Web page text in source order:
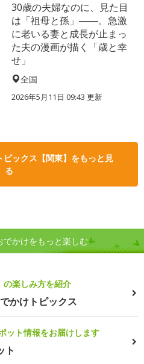
30歳の夫婦なのに、見た目
は「祖母と孫」――。急激
に老いる妻と成長が止まっ
た夫の漫画が描く「歳と幸
せ」
全国
2026年5月11日 09:43 更新
ックス【関東】をもっと見
る
でかけをもっと楽しむ
の楽しみ方を紹介
かけトピックス
ット情報をお届けします
ト